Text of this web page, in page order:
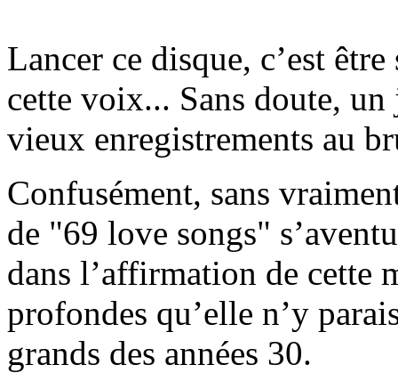
Lancer ce disque, c’est
cette voix... Sans doute,
vieux enregistrements au
Confusément, sans
de "69 love songs"
dans l’affirmation de cette
profondes qu’elle n’y
grands des années 30.